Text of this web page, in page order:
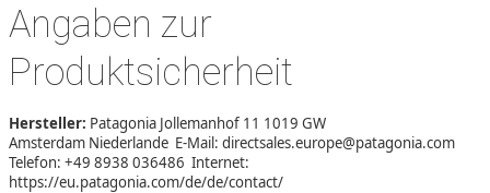
Angaben zur
Produktsicherheit
Hersteller: Patagonia Jollemanhof 11 1019 GW
Amsterdam Niederlande E-Mail: directsales.europe@patagonia.com
Telefon: +49 8938 036486 Internet:
https://eu.patagonia.com/de/de/contact/